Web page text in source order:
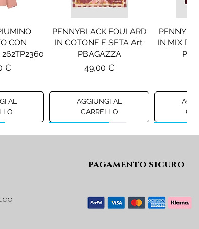
CON
262TP2360
€
AL
PENNYBLACK FOULARD
IN COTONE E SETA Art.
PBAGAZZA
Prezzo
49,00 €
AGGIUNGI AL
CARRELLO
IN MIX DI
LIU JO MINIGONNA IN
LIU JO
pagamento sicuro